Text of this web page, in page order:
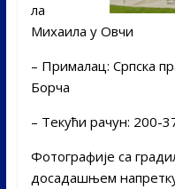
ла
Михаила у Овчи
– Прималац: Српска
Борча
– Текући рачун: 200-
Фотографије са
досадашњем